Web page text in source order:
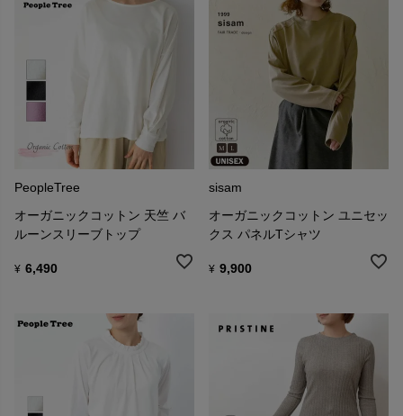
PeopleTree
オーガニックコットン 天竺 バ
ルーンスリーブトップ
¥ 6,490
sisam
オーガニックコットン ユニセッ
クス パネルTシャツ
¥ 9,900